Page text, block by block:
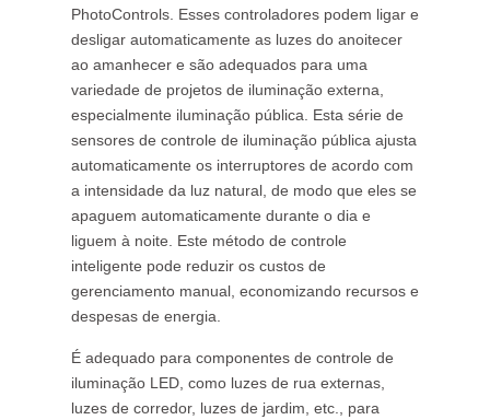
PhotoControls. Esses controladores podem ligar e
desligar automaticamente as luzes do anoitecer
ao amanhecer e são adequados para uma
variedade de projetos de iluminação externa,
especialmente iluminação pública. Esta série de
sensores de controle de iluminação pública ajusta
automaticamente os interruptores de acordo com
a intensidade da luz natural, de modo que eles se
apaguem automaticamente durante o dia e
liguem à noite. Este método de controle
inteligente pode reduzir os custos de
gerenciamento manual, economizando recursos e
despesas de energia.
É adequado para componentes de controle de
iluminação LED, como luzes de rua externas,
luzes de corredor, luzes de jardim, etc., para